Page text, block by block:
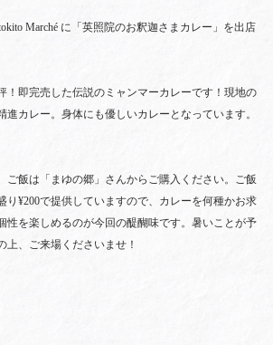
Marché に「英照院のお釈迦さまカレー」を出店
！即完売した伝説のミャンマーカレーです！現地の
進カレー。身体にも優しいカレーとなっています。
ご飯は「まゆの郷」さんからご購入ください。ご飯
り¥200で提供していますので、カレーを何種かお求
性を楽しめるのが今回の醍醐味です。暑いことが予
上、ご来場くださいませ！